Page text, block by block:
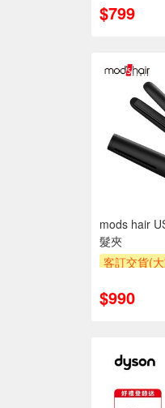
$799
mods hair
髮夾
客訂交貨(
安裝跨區費
$990